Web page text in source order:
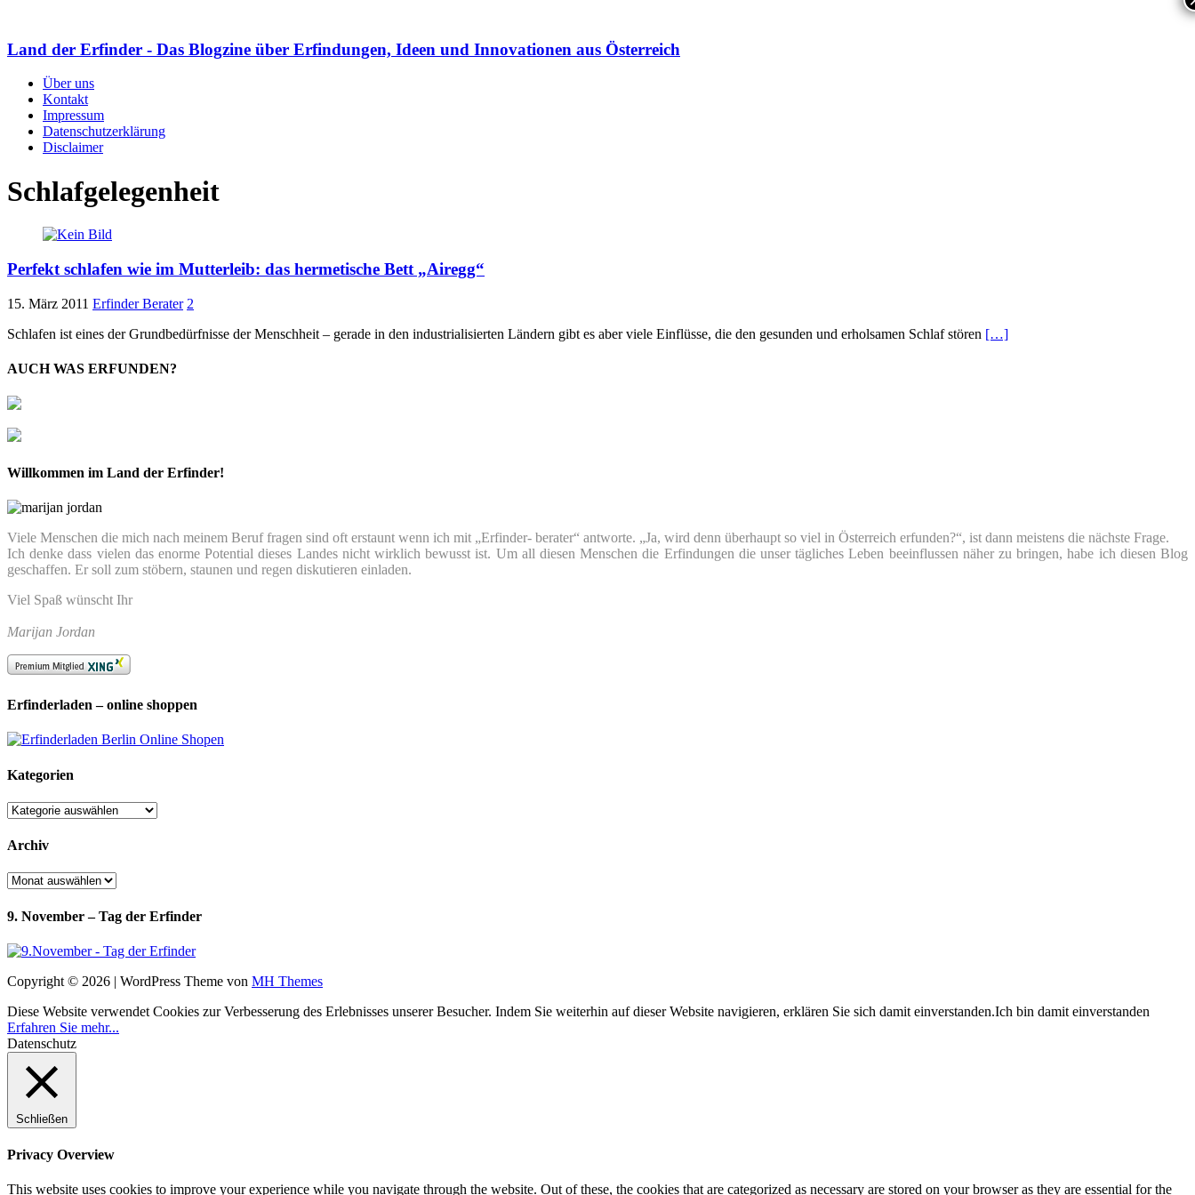
Land der Erfinder - Das Blogzine über Erfindungen, Ideen und Innovationen aus Österreich
Über uns
Kontakt
Impressum
Datenschutzerklärung
Disclaimer
Schlafgelegenheit
Perfekt schlafen wie im Mutterleib: das hermetische Bett „Airegg“
15. März 2011 Erfinder Berater 2
Schlafen ist eines der Grundbedürfnisse der Menschheit – gerade in den industrialisierten Ländern gibt es aber viele Einflüsse, die den gesunden und erholsamen Schlaf stören […]
AUCH WAS ERFUNDEN?
Willkommen im Land der Erfinder!
Viele Menschen die mich nach meinem Beruf fragen sind oft erstaunt wenn ich mit „Erfinder- berater“ antworte. „Ja, wird denn überhaupt so viel in Österreich erfunden?“, ist dann meistens die nächste Frage.
Ich denke dass vielen das enorme Potential dieses Landes nicht wirklich bewusst ist. Um all diesen Menschen die Erfindungen die unser tägliches Leben beeinflussen näher zu bringen, habe ich diesen Blog
geschaffen. Er soll zum stöbern, staunen und regen diskutieren einladen.
Viel Spaß wünscht Ihr
Marijan Jordan
Erfinderladen – online shoppen
Kategorien
Kategorien
Archiv
Archiv
9. November – Tag der Erfinder
Copyright © 2026 | WordPress Theme von MH Themes
Diese Website verwendet Cookies zur Verbesserung des Erlebnisses unserer Besucher. Indem Sie weiterhin auf dieser Website navigieren, erklären Sie sich damit einverstanden.Ich bin damit einverstanden
Erfahren Sie mehr...
Datenschutz
Schließen
Privacy Overview
This website uses cookies to improve your experience while you navigate through the website. Out of these, the cookies that are categorized as necessary are stored on your browser as they are essential for the